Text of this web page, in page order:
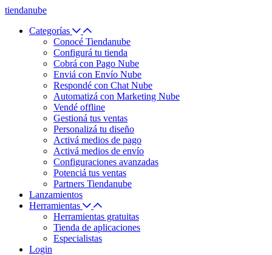
tiendanube
Categorías
Conocé Tiendanube
Configurá tu tienda
Cobrá con Pago Nube
Enviá con Envío Nube
Respondé con Chat Nube
Automatizá con Marketing Nube
Vendé offline
Gestioná tus ventas
Personalizá tu diseño
Activá medios de pago
Activá medios de envío
Configuraciones avanzadas
Potenciá tus ventas
Partners Tiendanube
Lanzamientos
Herramientas
Herramientas gratuitas
Tienda de aplicaciones
Especialistas
Login